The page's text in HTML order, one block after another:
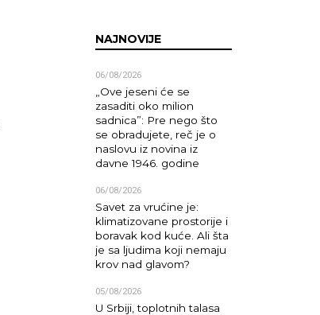
NAJNOVIJE
06/08/2026
„Ove jeseni će se
zasaditi oko milion
sadnica”: Pre nego što
se obradujete, reč je o
naslovu iz novina iz
davne 1946. godine
06/08/2026
Savet za vrućine je:
klimatizovane prostorije i
boravak kod kuće. Ali šta
je sa ljudima koji nemaju
krov nad glavom?
05/08/2026
U Srbiji, toplotnih talasa